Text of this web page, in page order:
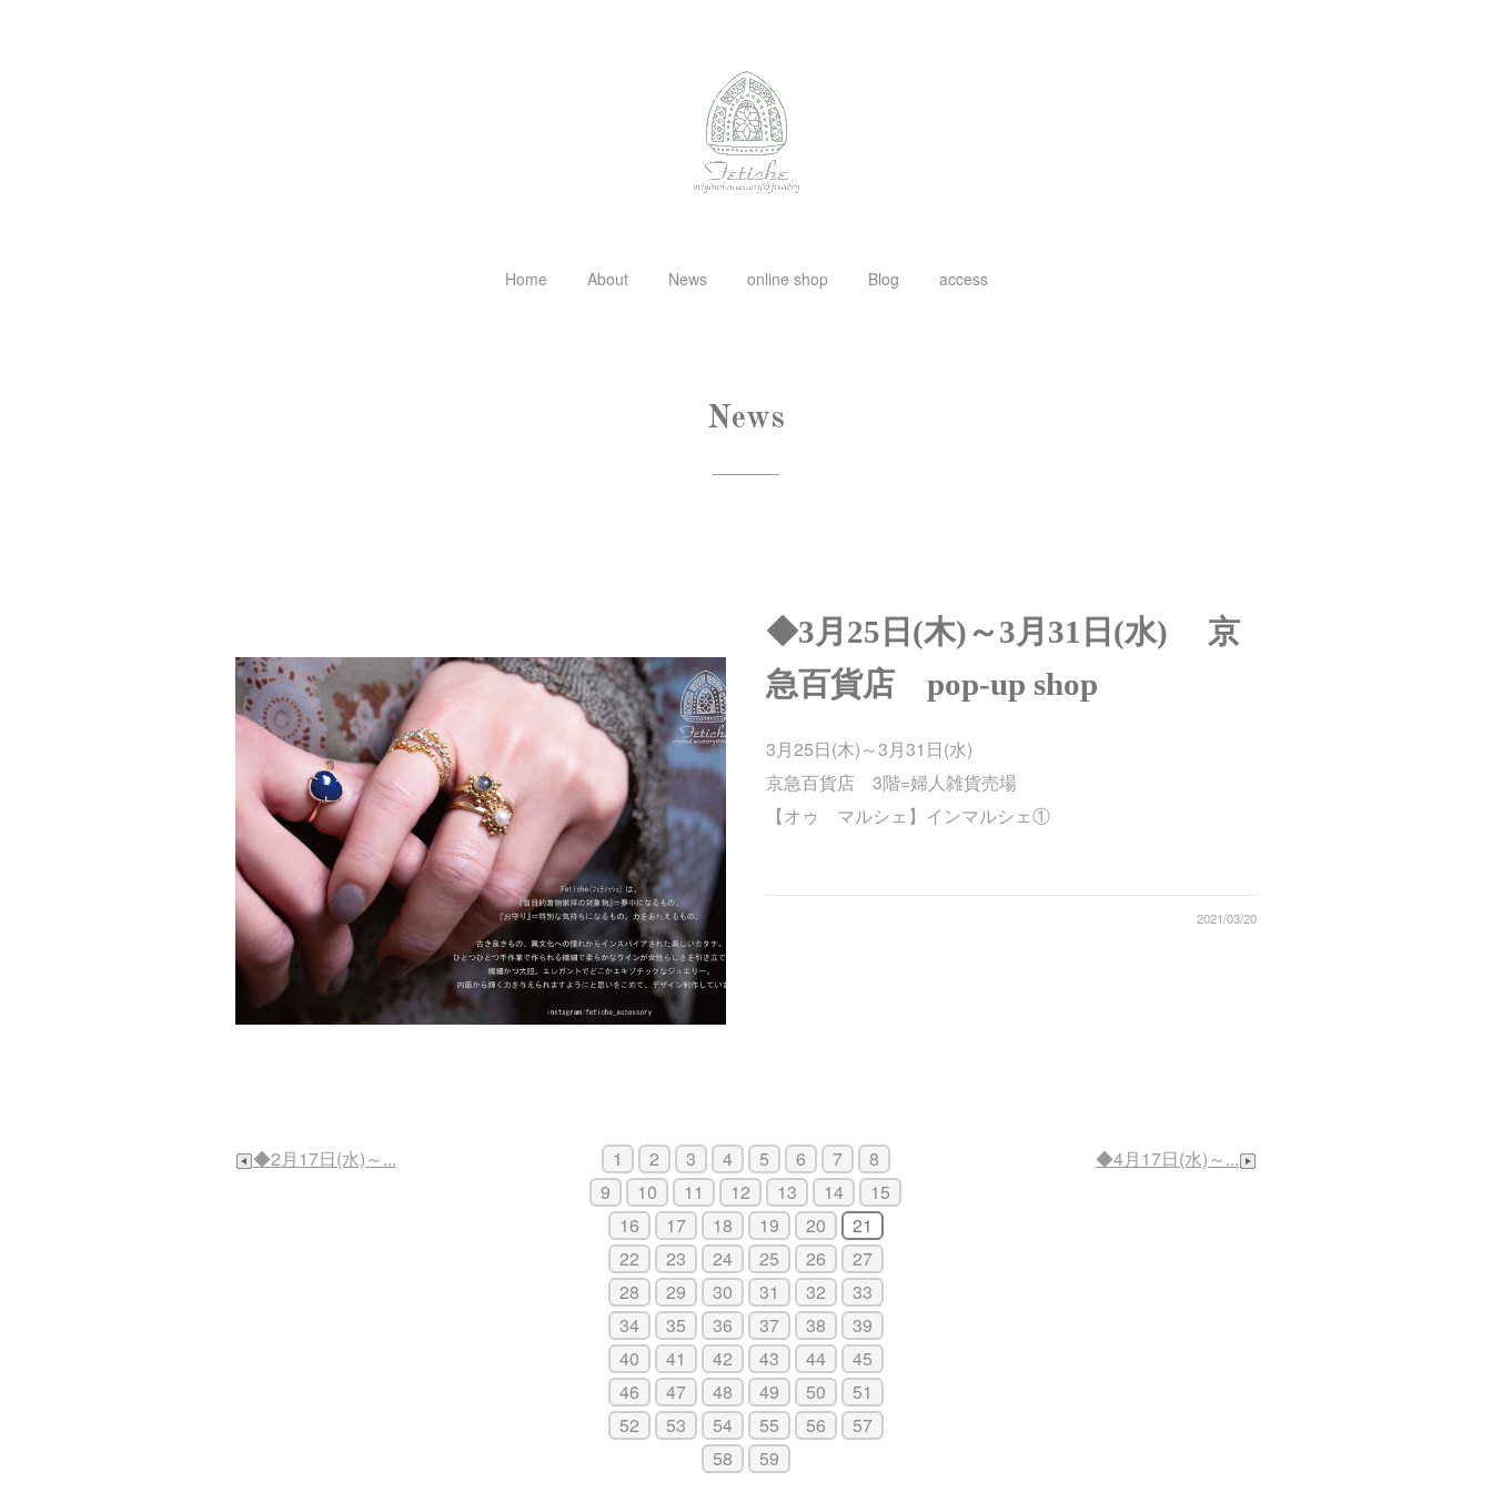
Home About News online shop Blog access
News
◆3月25日(木)～3月31日(水) 京
急百貨店 pop-up shop
3月25日(木)～3月31日(水)
京急百貨店 3階=婦人雑貨売場
【オゥ マルシェ】インマルシェ①
2021/03/20
◆2月17日(水)～... 1 2 3 4 5 6 7
8
9
10 11 12 13 14
15
16
17 18 19 20
21
22
23 24 25 26
27
28
29 30 31 32
33
34
35 36 37 38
39
40
41 42 43 44
45
46
47 48 49 50
51
52
53 54 55 56
57
58
59
◆4月17日(水)～...